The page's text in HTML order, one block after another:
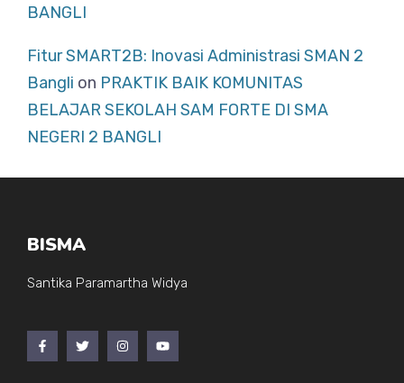
BANGLI
Fitur SMART2B: Inovasi Administrasi SMAN 2
Bangli on PRAKTIK BAIK KOMUNITAS
BELAJAR SEKOLAH SAM FORTE DI SMA
NEGERI 2 BANGLI
BISMA
Santika Paramartha Widya